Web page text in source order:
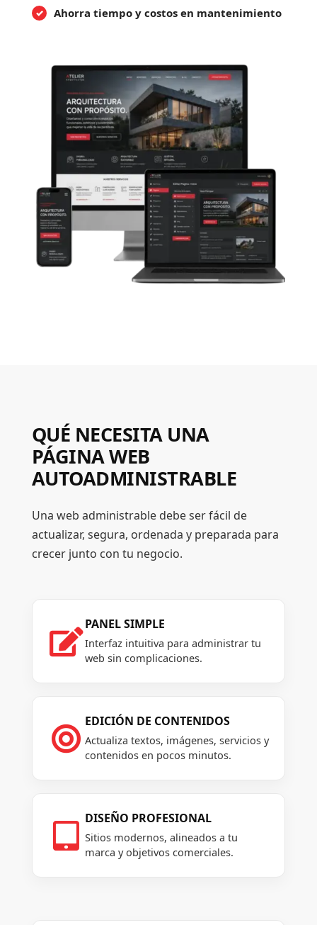
Ahorra tiempo y costos en mantenimiento
QUÉ NECESITA UNA
PÁGINA WEB
AUTOADMINISTRABLE
Una web administrable debe ser fácil de
actualizar, segura, ordenada y preparada para
crecer junto con tu negocio.

PANEL SIMPLE
Interfaz intuitiva para administrar tu
web sin complicaciones.

EDICIÓN DE CONTENIDOS
Actualiza textos, imágenes, servicios y
contenidos en pocos minutos.

DISEÑO PROFESIONAL
Sitios modernos, alineados a tu
marca y objetivos comerciales.